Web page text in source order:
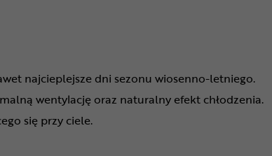
najcieplejsze dni sezonu wiosenno-letniego.
wentylację oraz naturalny efekt chłodzenia.
się przy ciele.